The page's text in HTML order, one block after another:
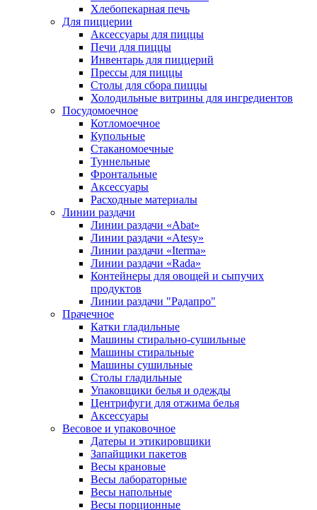
Хлебопекарная печь
Для пиццерии
Аксессуары для пиццы
Печи для пиццы
Инвентарь для пиццерий
Прессы для пиццы
Столы для сбора пиццы
Холодильные витрины для ингредиентов
Посудомоечное
Котломоечное
Купольные
Стаканомоечные
Туннельные
Фронтальные
Аксессуары
Расходные материалы
Линии раздачи
Линии раздачи «Abat»
Линии раздачи «Atesy»
Линии раздачи «Iterma»
Линии раздачи «Rada»
Контейнеры для овощей и сыпучих
продуктов
Линии раздачи "Радапро"
Прачечное
Катки гладильные
Машины стирально-сушильные
Машины стиральные
Машины сушильные
Столы гладильные
Упаковщики белья и одежды
Центрифуги для отжима белья
Аксессуары
Весовое и упаковочное
Датеры и этикировщики
Запайщики пакетов
Весы крановые
Весы лабораторные
Весы напольные
Весы порционные